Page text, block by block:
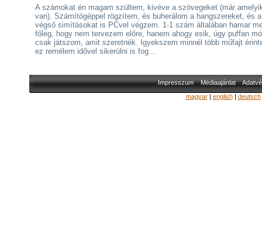
A számokat én magam szültem, kivéve a szövegeket (már
van). Számítógéppel rögzítem, és buherálom a hangszereket, és a
végső simításokat is PCvel végzem. 1-1 szám általában hamar
főleg, hogy nem tervezem előre, hanem ahogy esik, úgy puffan
csak játszom, amit szeretnék. Igyekszem minnél több műfajt
ez remélem idővel sikerülni is fog...
Impresszum Médiaajánlat
magyar| english| deutsch